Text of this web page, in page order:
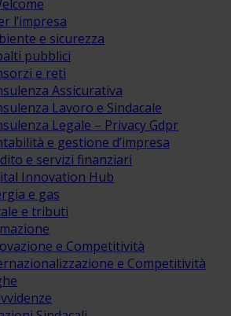
l’impresa
e sicurezza
pubblici
e reti
Assicurativa
Lavoro e Sindacale
Legale – Privacy Gdpr
e gestione d’impresa
e servizi finanziari
Innovation Hub
e gas
e tributi
e Competitività
e Competitività